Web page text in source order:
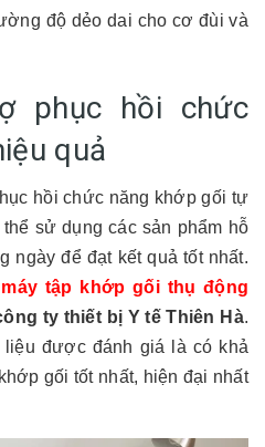
độ dẻo dai cho cơ đùi và
phục hồi chức
quả
hồi chức năng khớp gối tự
sử dụng các sản phẩm hỗ
ngày để đạt kết quả tốt nhất.
máy tập khớp gối thụ động
ty thiết bị Y tế Thiên Hà.
được đánh giá là có khả
gối tốt nhất, hiện đại nhất